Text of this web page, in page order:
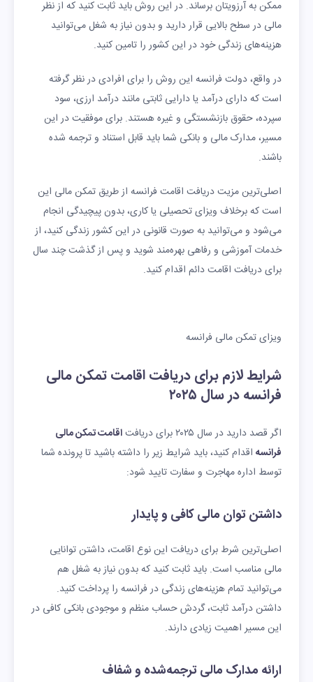
ممکن به آرزویتان برساند. در این روش باید ثابت کنید که از نظر
مالی در سطح بالایی قرار دارید و بدون نیاز به شغل می‌توانید
هزینه‌های زندگی خود در این کشور را تامین کنید.
در واقع، دولت فرانسه این روش را برای افرادی در نظر گرفته
است که دارای درآمد یا دارایی ثابتی مانند درآمد ارزی، سود
سپرده، حقوق بازنشستگی و غیره هستند. برای موفقیت در این
مسیر، مدارک مالی و بانکی شما باید قابل استناد و ترجمه شده
باشند.
اصلی‌ترین مزیت دریافت اقامت فرانسه از طریق تمکن مالی این
است که برخلاف ویزای تحصیلی یا کاری، بدون پیچیدگی انجام
می‌شود و می‌توانید به صورت قانونی در این کشور زندگی کنید، از
خدمات آموزشی و رفاهی بهره‌مند شوید و پس از گذشت چند سال
برای دریافت اقامت دائم اقدام کنید.
ویزای تمکن مالی فرانسه
شرایط لازم برای دریافت اقامت تمکن مالی
فرانسه در سال ۲۰۲۵
اگر قصد دارید در سال ۲۰۲۵ برای دریافت
اقامت تمکن مالی
فرانسه اقدام کنید، باید شرایط زیر را داشته باشید تا پرونده شما
توسط اداره مهاجرت و سفارت تایید شود:
داشتن توان مالی کافی و پایدار
اصلی‌ترین شرط برای دریافت این نوع اقامت، داشتن توانایی
مالی مناسب است. باید ثابت کنید که بدون نیاز به شغل هم
می‌توانید تمام هزینه‌های زندگی در فرانسه را پرداخت کنید.
داشتن درآمد ثابت، گردش حساب منظم و موجودی بانکی کافی در
این مسیر اهمیت زیادی دارند.
ارائه مدارک مالی ترجمه‌شده و شفاف